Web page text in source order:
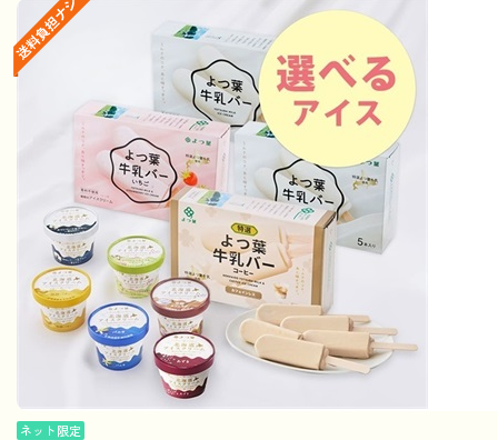
ネット限定